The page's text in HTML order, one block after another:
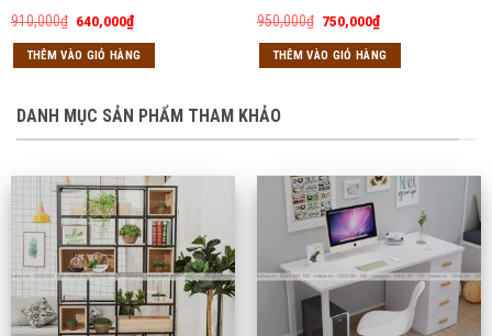
910,000₫ Giá
là:
910,000₫.
640,000₫Giá
hiện
tại
là:
THÊM VÀO GIỎ HÀNG
950,000₫ Giá
là:
950,000₫.
750,000₫Giá
hiện
tại
là:
THÊM VÀO GIỎ HÀNG
DANH MỤC SẢN PHẨM THAM KHẢO